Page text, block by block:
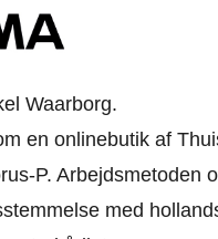
Waarborg.
en onlinebutik af
P. Arbejdsmetoden
med